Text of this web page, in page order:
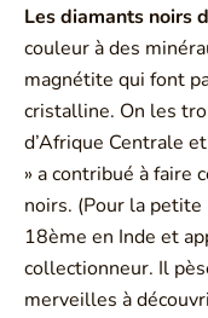
Les diamants noirs
couleur à des
magnétite qui font
cristalline. On les
d’Afrique Centrale
» a contribué à faire
noirs. (Pour la
18ème en Inde et
collectionneur. Il
merveilles à